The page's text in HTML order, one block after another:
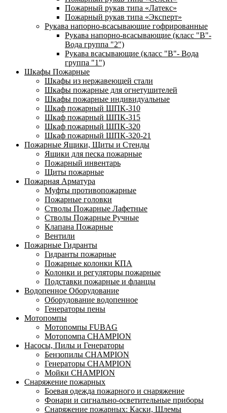
Пожарный рукав типа «Латекс»
Пожарный рукав типа «Эксперт»
Рукава напорно-всасывающие гофрированные
Рукава напорно-всасывающие (класс "В"-
Вода группа "2")
Рукава всасывающие (класс "В"- Вода
группа "1")
Шкафы Пожарные
Шкафы из нержавеющей стали
Шкафы пожарные для огнетушителей
Шкафы пожарные индивидуальные
Шкаф пожарный ШПК-310
Шкаф пожарный ШПК-315
Шкаф пожарный ШПК-320
Шкаф пожарный ШПК-320-21
Пожарные Ящики, Щиты и Стенды
Ящики для песка пожарные
Пожарный инвентарь
Щиты пожарные
Пожарная Арматура
Муфты противопожарные
Пожарные головки
Стволы Пожарные Лафетные
Стволы Пожарные Ручные
Клапана Пожарные
Вентили
Пожарные Гидранты
Гидранты пожарные
Пожарные колонки КПА
Колонки и регуляторы пожарные
Подставки пожарные и фланцы
Водопенное Оборудование
Оборудование водопенное
Генераторы пены
Мотопомпы
Мотопомпы FUBAG
Мотопомпа CHAMPION
Насосы, Пилы и Генераторы
Бензопилы CHAMPION
Генераторы CHAMPION
Мойки CHAMPION
Снаряжение пожарных
Боевая одежда пожарного и снаряжение
Фонари и сигнально-осветительные приборы
Снаряжение пожарных: Каски, Шлемы